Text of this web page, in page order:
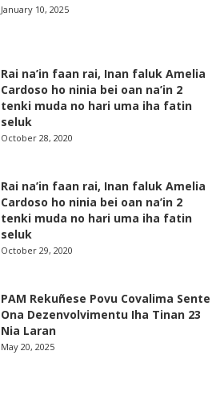
January 10, 2025
Rai na’in faan rai, Inan faluk Amelia
Cardoso ho ninia bei oan na’in 2
tenki muda no hari uma iha fatin
seluk
October 28, 2020
Rai na’in faan rai, Inan faluk Amelia
Cardoso ho ninia bei oan na’in 2
tenki muda no hari uma iha fatin
seluk
October 29, 2020
PAM Rekuñese Povu Covalima Sente
Ona Dezenvolvimentu Iha Tinan 23
Nia Laran
May 20, 2025